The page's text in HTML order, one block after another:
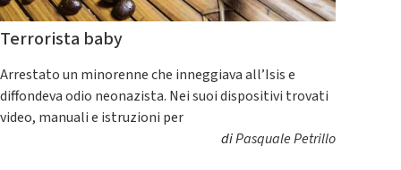
Terrorista baby
Arrestato un minorenne che inneggiava all’Isis e
diffondeva odio neonazista. Nei suoi dispositivi trovati
video, manuali e istruzioni per
diPasquale Petrillo